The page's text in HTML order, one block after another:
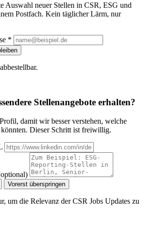
Auswahl neuer Stellen in CSR, ESG und
Postfach. Kein täglicher Lärm, nur
*
Stellenangebote erhalten?
damit wir besser verstehen, welche
Dieser Schritt ist freiwillig.
Vorerst überspringen
um die Relevanz der CSR Jobs Updates zu